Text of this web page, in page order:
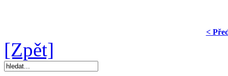
<
[Zpět]